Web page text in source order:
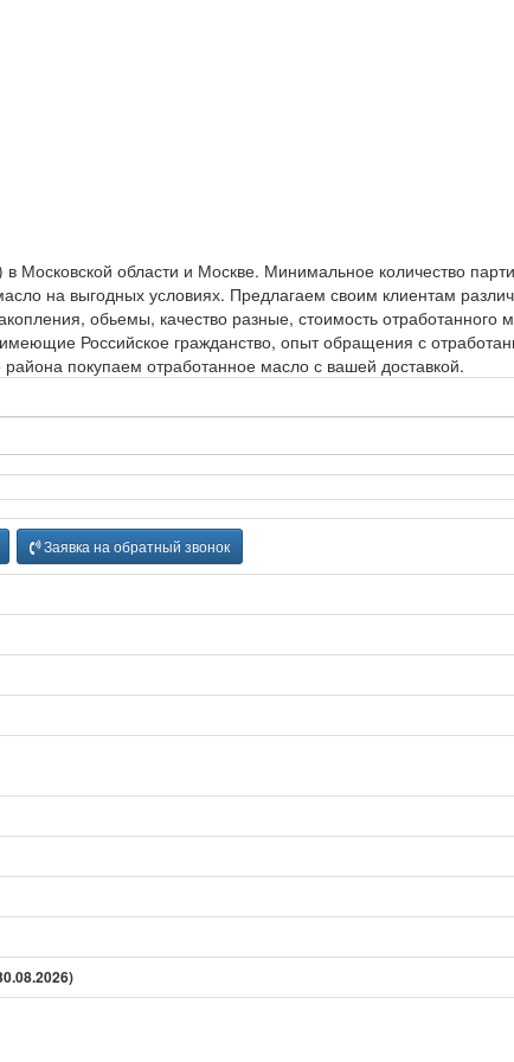
Московской области и Москве. Минимальное количество
на выгодных условиях. Предлагаем своим клиентам
обьемы, качество разные, стоимость отработанного
Российское гражданство, опыт обращения с
покупаем отработанное масло с вашей доставкой.
Заявка на обратный звонок